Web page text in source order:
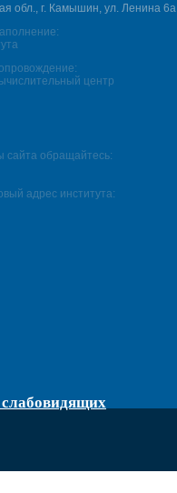
обл., г. Камышин, ул. Ленина 6а
центр
сайта обращайтесь:
адрес института: